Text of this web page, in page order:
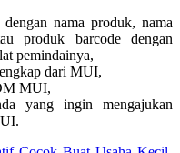
nama produk, nama
produk barcode dengan
pemindainya,
dari MUI,
MUI,
yang ingin mengajukan